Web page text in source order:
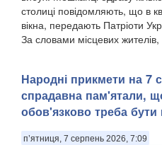
столиці повідомляють, що в
вікна, передають Патріоти
За словами місцевих
Народні прикмети на 7
спрадавна пам'ятали,
обов'язково треба
п’ятниця, 7 серпень 2026, 7:09